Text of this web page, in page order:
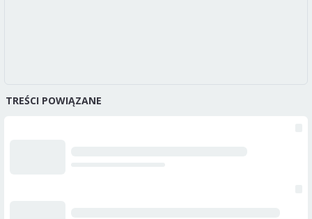
TREŚCI POWIĄZANE